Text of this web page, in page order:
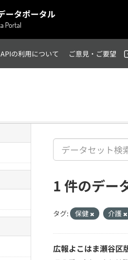
APIの利用について ご意見・ご要望
1 件のデー
タグ: 保健 介護
広報よこはま瀬谷区